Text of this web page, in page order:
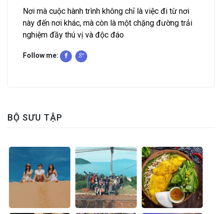
Nơi mà cuộc hành trình không chỉ là việc đi từ nơi
này đến nơi khác, mà còn là một chặng đường trải
nghiệm đầy thú vị và độc đáo
Follow me:
BỘ SƯU TẬP